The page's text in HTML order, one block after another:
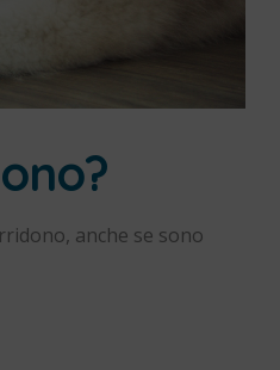
anche se sono